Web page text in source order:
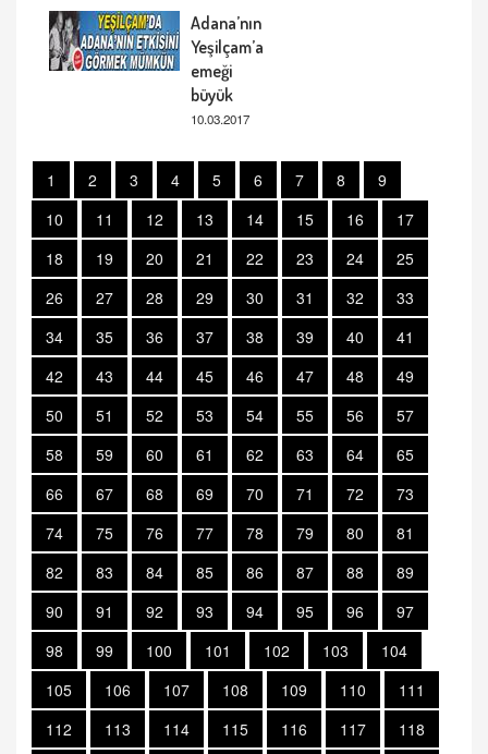
Adana’nın
Yeşilçam’a
emeği
büyük
10.03.2017
1 2 3 4 5 6 7 8
9
10
11 12 13 14 15 16
17
18
19 20 21 22 23 24
25
26
27 28 29 30 31 32
33
34
35 36 37 38 39 40
41
42
43 44 45 46 47 48
49
50
51 52 53 54 55 56
57
58
59 60 61 62 63 64
65
66
67 68 69 70 71 72
73
74
75 76 77 78 79 80
81
82
83 84 85 86 87 88
89
90
91 92 93 94 95 96
97
98
99 100 101 102 103
104
105
106 107 108 109 110
111
112
113 114 115 116 117
118